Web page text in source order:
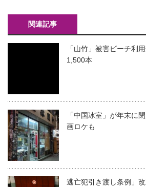
関連記事
「山竹」被害ビーチ利
1,500本
「中国冰室」が年末に
画ロケも
逃亡犯引き渡し条例」